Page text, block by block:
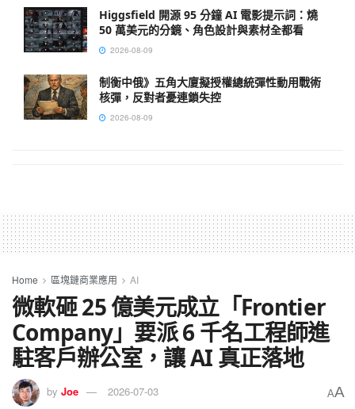
Higgsfield 開源 95 分鐘 AI 電影提示詞：燒
50 萬美元的分鏡、角色設計與素材全都看
2026-08-09
制衡中俄》五角大廈擬授權總統彈性動用戰術
核彈，反對者憂連鎖失控
2026-08-09
Home 區塊鏈商業應用 AI
微軟砸 25 億美元成立「Frontier
Company」要派 6 千名工程師進
駐客戶辦公室，讓 AI 真正落地
by Joe 2026-07-03 AA